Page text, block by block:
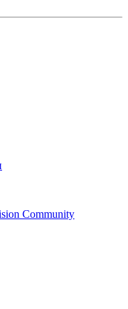
Community